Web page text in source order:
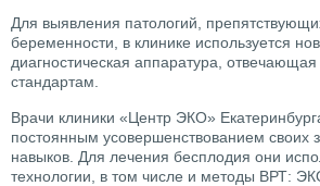
Для выявления патологий,
беременности, в клинике используется
диагностическая аппаратура,
стандартам.
Врачи клиники «Центр ЭКО»
постоянным усовершенствованием своих
навыков. Для лечения бесплодия они
технологии, в том числе и методы ВРТ: